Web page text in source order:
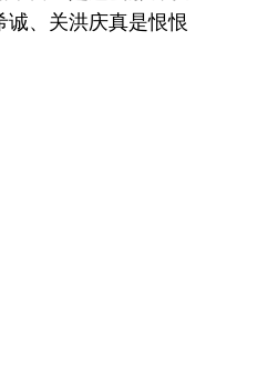
、关洪庆真是恨恨